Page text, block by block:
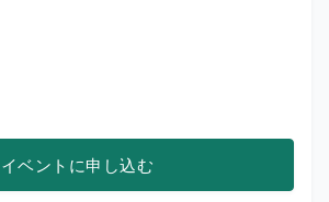
イベントに申し込む